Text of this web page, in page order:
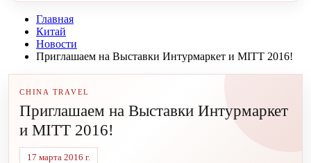
Главная
Китай
Новости
Приглашаем на Выставки Интурмаркет и MITT 2016!
CHINA TRAVEL
Приглашаем на Выставки Интурмаркет
и MITT 2016!
17 марта 2016 г.